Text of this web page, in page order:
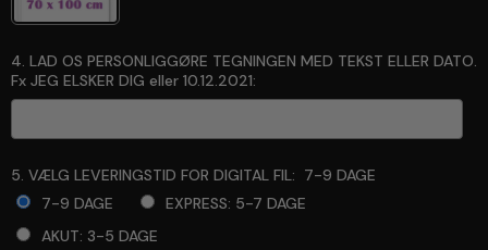
4. LAD OS PERSONLIGGØRE TEGNINGEN MED TEKST ELLER DATO.
Fx JEG ELSKER DIG eller 10.12.2021:
5. VÆLG LEVERINGSTID FOR DIGITAL FIL: 7-9 DAGE
7-9 DAGE
EXPRESS: 5-7 DAGE
AKUT: 3-5 DAGE